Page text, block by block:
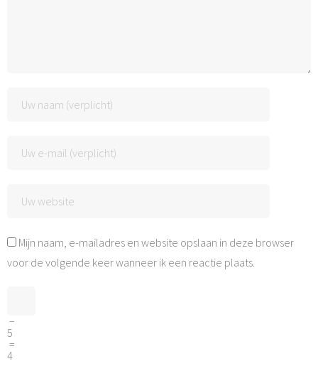
Mijn naam, e-mailadres en website opslaan in deze browser
voor de volgende keer wanneer ik een reactie plaats.
−
5
=
4